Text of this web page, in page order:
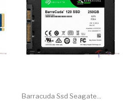
Barracuda Ssd Seagate...